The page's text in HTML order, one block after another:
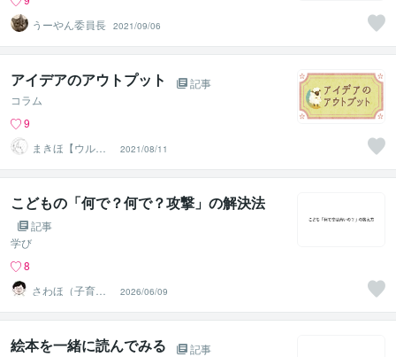
うーやん委員長 2021/09/06
アイデアのアウトプット
記事
コラム
9
まきほ【ウルカ
ス制作室】
2021/08/11
こどもの「何で？何で？攻撃」の解決法
記事
学び
8
さわほ（子育て
建築家）
2026/06/09
絵本を一緒に読んでみる
記事